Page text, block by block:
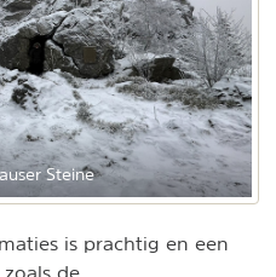
Steine
is prachtig en een
de